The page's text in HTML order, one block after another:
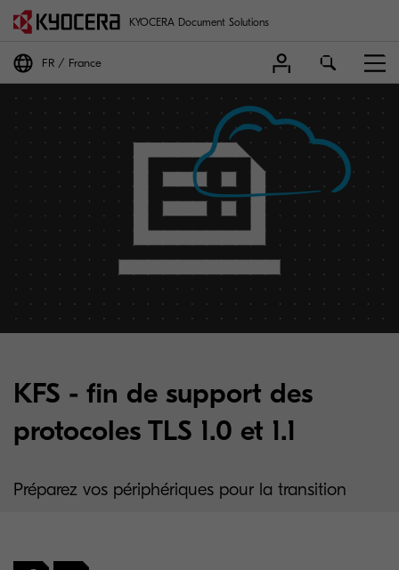
KYOCERA Document Solutions
FR France
KFS - fin de support des
protocoles TLS 1.0 et 1.1
Préparez vos périphériques pour la transition